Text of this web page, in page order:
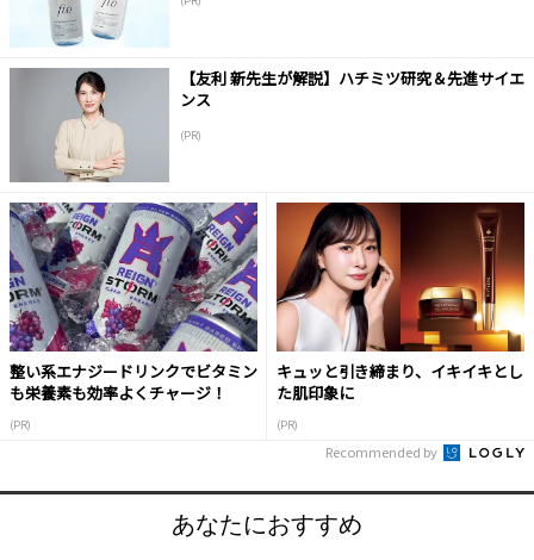
【友利 新先生が解説】ハチミツ研究＆先進サイエ
ンス
(PR)
整い系エナジードリンクでビタミン
も栄養素も効率よくチャージ！
(PR)
キュッと引き締まり、イキイキとし
た肌印象に
(PR)
Recommended by
あなたにおすすめ